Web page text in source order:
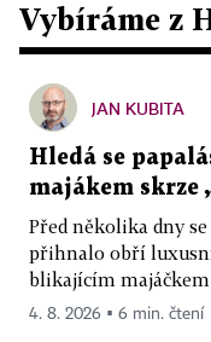
Vybíráme z
JAN KUBITA
Hledá se
majákem skrze
Před několika dny
přihnalo obří
blikajícím majáčkem
4. 8. 2026 ▪ 6 min. čtení